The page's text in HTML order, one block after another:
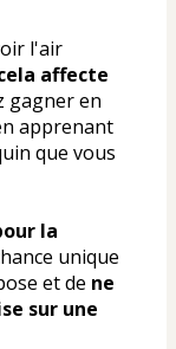
l'air
affecte
gagner en
apprenant
que vous
la
unique
et de ne
sur une